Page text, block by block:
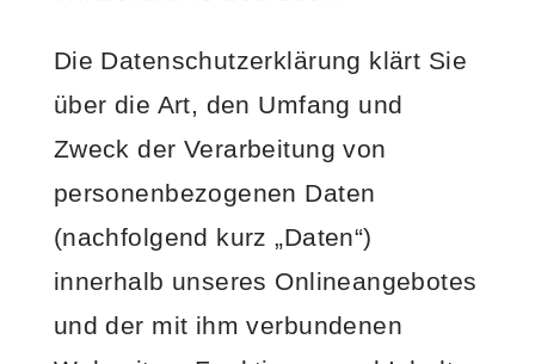
Die Datenschutzerklärung klärt Sie
über die Art, den Umfang und
Zweck der Verarbeitung von
personenbezogenen Daten
(nachfolgend kurz „Daten“)
innerhalb unseres Onlineangebotes
und der mit ihm verbundenen